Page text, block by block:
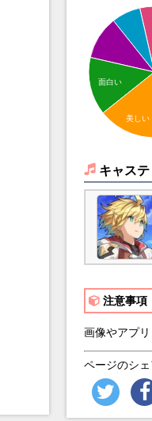
面白い
美しい
キャス
注意事項
画像やアプ
ページのシ